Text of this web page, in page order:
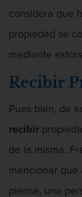
considera que
propiedad se
mediante
Recibir
Pues bien, de
recibir
de la misma.
mencionar que
piensa, una